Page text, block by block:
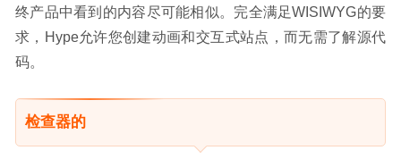
终产品中看到的内容尽可能相似。完全满足WISIWYG的要
求，Hype允许您创建动画和交互式站点，而无需了解源代
码。
检查器的